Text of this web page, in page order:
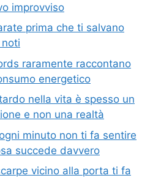
improvviso
prima che ti salvano
raramente raccontano
energetico
nella vita è spesso un
e non una realtà
minuto non ti fa sentire
succede davvero
vicino alla porta ti fa